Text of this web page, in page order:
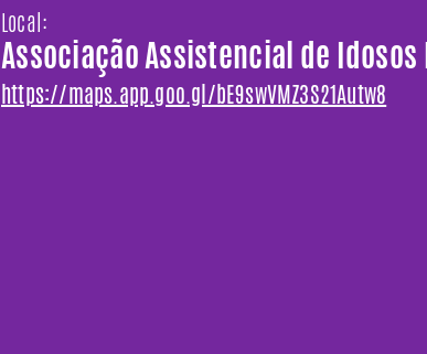
Local:
Associação Assistencial de Idosos
https://maps.app.goo.gl/bE9swVMZ3S21Autw8